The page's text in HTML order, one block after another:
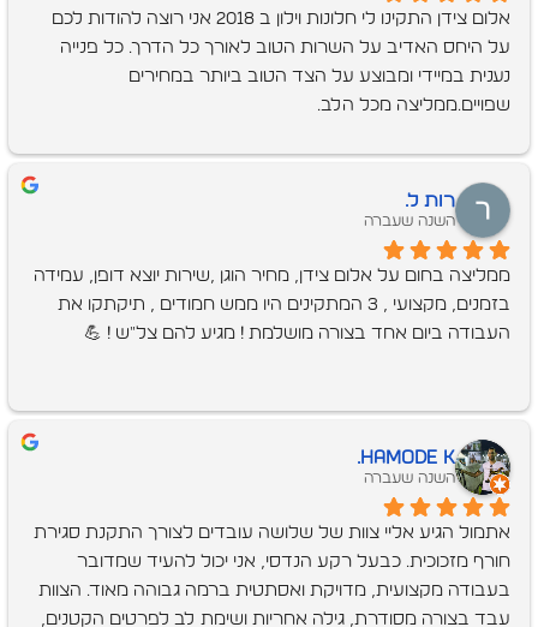
אלום צידן התקינו לי חלונות וילון ב 2018 אני רוצה להודות לכם
על היחס האדיב על השרות הטוב לאורך כל הדרך. כל פנייה
נענית במיידי ומבוצע על הצד הטוב ביותר במחירים
שפויים.ממליצה מכל הלב.
רות ל.
השנה שעברה
ממליצה בחום על אלום צידן, מחיר הוגן ,שירות יוצא דופן, עמידה
בזמנים, מקצועי , 3 המתקינים היו ממש חמודים , תיקתקו את
העבודה ביום אחד בצורה מושלמת ! מגיע להם צל"ש ! 💪
hamode K.
השנה שעברה
אתמול הגיע אליי צוות של שלושה עובדים לצורך התקנת סגירת
חורף מזכוכית. כבעל רקע הנדסי, אני יכול להעיד שמדובר
בעבודה מקצועית, מדויקת ואסתטית ברמה גבוהה מאוד. הצוות
עבד בצורה מסודרת, גילה אחריות ושימת לב לפרטים הקטנים,